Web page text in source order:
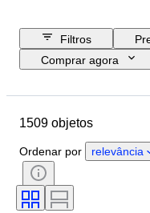
Filtros
Comprar agora
Objeto
Assinatura
Acessórios incluídos
Modelo
1509 objetos
Ordenar por relevância